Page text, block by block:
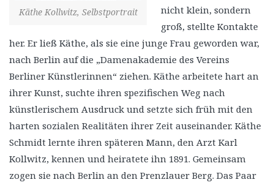
Käthe Kollwitz, Selbstportrait
nicht klein, sondern
groß, stellte Kontakte
her. Er ließ Käthe, als sie eine junge Frau geworden war,
nach Berlin auf die „Damenakademie des Vereins
Berliner Künstlerinnen“ ziehen. Käthe arbeitete hart an
ihrer Kunst, suchte ihren spezifischen Weg nach
künstlerischem Ausdruck und setzte sich früh mit den
harten sozialen Realitäten ihrer Zeit auseinander. Käthe
Schmidt lernte ihren späteren Mann, den Arzt Karl
Kollwitz, kennen und heiratete ihn 1891. Gemeinsam
zogen sie nach Berlin an den Prenzlauer Berg. Das Paar